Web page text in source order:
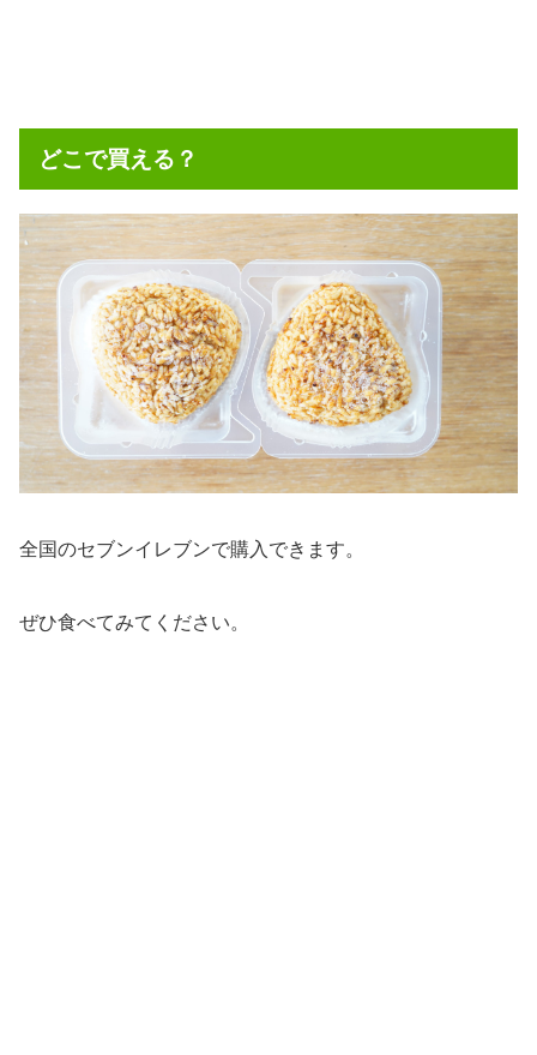
どこで買える？
全国のセブンイレブンで購入できます。
ぜひ食べてみてください。